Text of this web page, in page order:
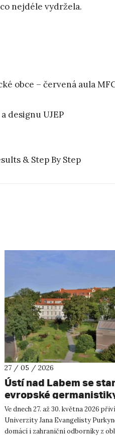
nejdéle vydržela.
obce – červená aula
designu UJEP
& Step By Step
27 / 05 / 2026
Ústí nad Labem se
evropské
prestižní mezinárodní
Ve dnech 27. až 30. května 2026
Univerzity Jana Evangelisty
domácí i zahraniční odborníky z